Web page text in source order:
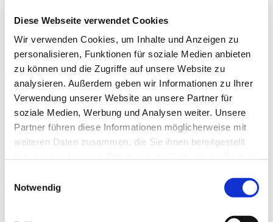
Diese Webseite verwendet Cookies
Wir verwenden Cookies, um Inhalte und Anzeigen zu
personalisieren, Funktionen für soziale Medien anbieten
zu können und die Zugriffe auf unsere Website zu
analysieren. Außerdem geben wir Informationen zu Ihrer
Verwendung unserer Website an unsere Partner für
soziale Medien, Werbung und Analysen weiter. Unsere
Partner führen diese Informationen möglicherweise mit
weiteren Daten zusammen, die Sie ihnen bereitgestellt
Notwendig
Sichere Datenübertragung
Mit Aufruf dieses Informationsangebots bieten wir eine mit HTTPS
und Perfect Forward Secrecy verschlüsselte Verbindung, welche
mindestens mit dem Verschlüsselungsprotokoll TLS 1.2 gesichert ist
an, sodass Ihre Daten bei der Datenübertragung vor einer
Kenntnisnahme durch Dritte geschützt sind. Wir empfehlen Ihnen,
Ihren Internetbrowser zur Nutzung dieser Möglichkeit aktuell zu
halten.
Cookies
Informationsangebots verwenden wir Cookies. Cookies sind kleine
Textdateien, die auf dem von Ihnen verwendeten Gerät gespeichert